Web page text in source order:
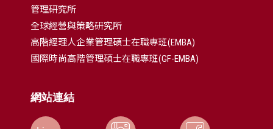
管理研究所
全球經營與策略研究所
高階經理人企業管理碩士在職專班(EMBA)
國際時尚高階管理碩士在職專班(GF-EMBA)
網站連結